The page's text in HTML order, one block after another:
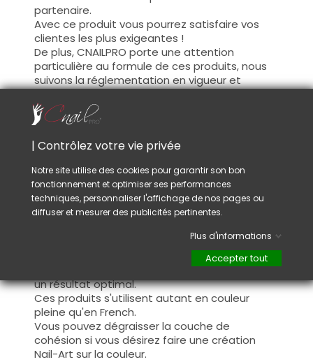
partenaire.
Avec ce produit vous pourrez satisfaire vos
clientes les plus exigeantes !
De plus, CNAILPRO porte une attention
particulière au formule de ces produits, nous
suivons la réglementation en vigueur et
garantissons la conformité de nos produits.
Ceci pour garantir une sécurité d'utilisation
optimale.
Cette couleur s'applique avec son pinceau, de
manière fine, sur la base (il n'est pas
nécessaire de dégraisser la couche de
cohésion) ou sur la construction après limage.
Ce produit s'applique en deux couches,
fermez le bord libre à la première couche et
appliquez la deuxième couche pour garantir
un résultat optimal.
Ces produits s'utilisent autant en couleur
pleine qu'en French.
Vous pouvez dégraisser la couche de
cohésion si vous désirez faire une création
Nail-Art sur la couleur.
| Contrôlez votre vie privée
Notre site utilise des cookies pour garantir son bon
fonctionnement et optimiser ses performances
techniques, personnaliser l'affichage de nos pages ou
diffuser et mesurer des publicités pertinentes.
Plus d'informations
Accepter tout